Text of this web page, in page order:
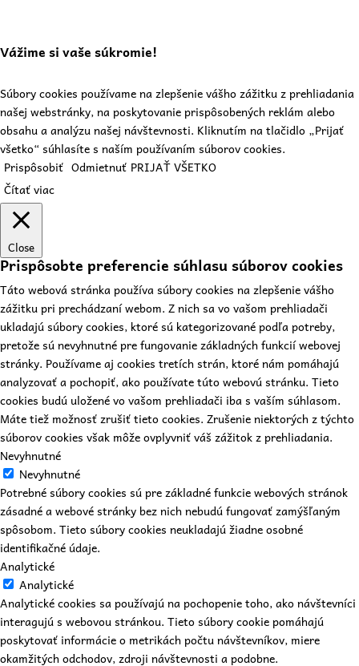
Vážime si vaše súkromie!
Súbory cookies používame na zlepšenie vášho zážitku z prehliadania
našej webstránky, na poskytovanie prispôsobených reklám alebo
obsahu a analýzu našej návštevnosti. Kliknutím na tlačidlo „Prijať
všetko“ súhlasíte s naším používaním súborov cookies.
Prispôsobiť Odmietnuť PRIJAŤ VŠETKO
Čítať viac
Close
Prispôsobte preferencie súhlasu súborov cookies
Táto webová stránka používa súbory cookies na zlepšenie vášho
zážitku pri prechádzaní webom. Z nich sa vo vašom prehliadači
ukladajú súbory cookies, ktoré sú kategorizované podľa potreby,
pretože sú nevyhnutné pre fungovanie základných funkcií webovej
stránky. Používame aj cookies tretích strán, ktoré nám pomáhajú
analyzovať a pochopiť, ako používate túto webovú stránku. Tieto
cookies budú uložené vo vašom prehliadači iba s vaším súhlasom.
Máte tiež možnosť zrušiť tieto cookies. Zrušenie niektorých z týchto
súborov cookies však môže ovplyvniť váš zážitok z prehliadania.
Nevyhnutné
Nevyhnutné
Potrebné súbory cookies sú pre základné funkcie webových stránok
zásadné a webové stránky bez nich nebudú fungovať zamýšľaným
spôsobom. Tieto súbory cookies neukladajú žiadne osobné
identifikačné údaje.
Analytické
Analytické
Analytické cookies sa používajú na pochopenie toho, ako návštevníci
interagujú s webovou stránkou. Tieto súbory cookie pomáhajú
poskytovať informácie o metrikách počtu návštevníkov, miere
okamžitých odchodov, zdroji návštevnosti a podobne.